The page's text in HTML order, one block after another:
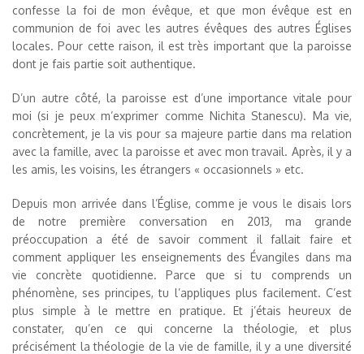
confesse la foi de mon évêque, et que mon évêque est en
communion de foi avec les autres évêques des autres Églises
locales. Pour cette raison, il est très important que la paroisse
dont je fais partie soit authentique.
D’un autre côté, la paroisse est d’une importance vitale pour
moi (si je peux m’exprimer comme Nichita Stanescu). Ma vie,
concrètement, je la vis pour sa majeure partie dans ma relation
avec la famille, avec la paroisse et avec mon travail. Après, il y a
les amis, les voisins, les étrangers « occasionnels » etc.
Depuis mon arrivée dans l’Église, comme je vous le disais lors
de notre première conversation en 2013, ma grande
préoccupation a été de savoir comment il fallait faire et
comment appliquer les enseignements des Évangiles dans ma
vie concrète quotidienne. Parce que si tu comprends un
phénomène, ses principes, tu l’appliques plus facilement. C’est
plus simple à le mettre en pratique. Et j’étais heureux de
constater, qu’en ce qui concerne la théologie, et plus
précisément la théologie de la vie de famille, il y a une diversité